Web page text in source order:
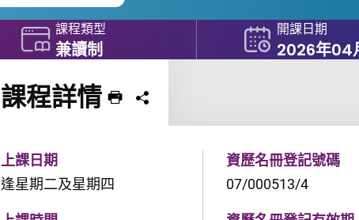
課程類型
兼讀制
開課日期
2026年04
課程詳情 列印 課程分享課程至
上課日期
逢星期二及星期四
資歷名冊登記號碼
07/000513/4